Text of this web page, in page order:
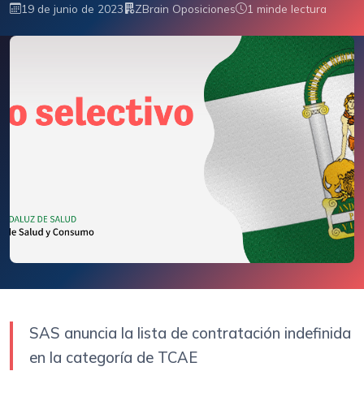
19 de junio de 2023 ZBrain Oposiciones 1 minde lectura
SAS anuncia la lista de contratación indefinida
en la categoría de TCAE